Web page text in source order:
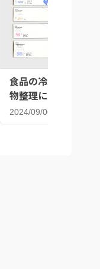
食品の冷凍だけじゃ
物整理にも♪ジッパ
2024/09/06